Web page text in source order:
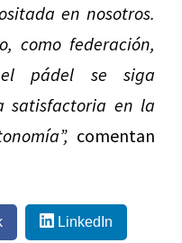
en nosotros.
como federación,
pádel se siga
satisfactoria en la
comentan
LinkedIn